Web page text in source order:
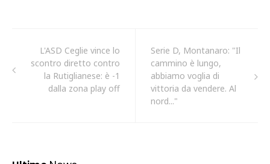
L'ASD Ceglie vince lo
scontro diretto contro
la Rutiglianese: è -1
dalla zona play off
Serie D, Montanaro: "Il
cammino è lungo,
abbiamo voglia di
vittoria da vendere. Al
nord..."